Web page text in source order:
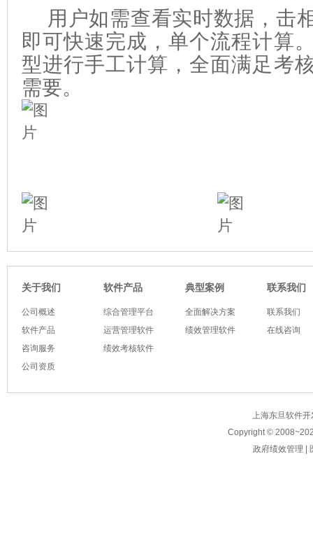
用户如需查看实时数据，击
即可快速完成，单个流程计算
型进行手工计算，全面满足考
需要。
关于我们
公司概述
软件产品
咨询服务
公司资质
软件产品
综合管理平台
运营管理软件
绩效考核软件
典型案例
全面解决方案
绩效管理软件
联系我们
联系我们
在线咨询
上海东旦软件
Copyright © 2008~
政府绩效管理